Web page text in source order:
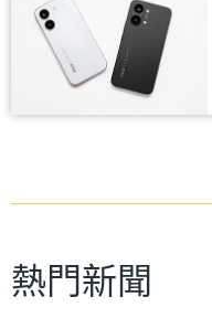
熱門新聞